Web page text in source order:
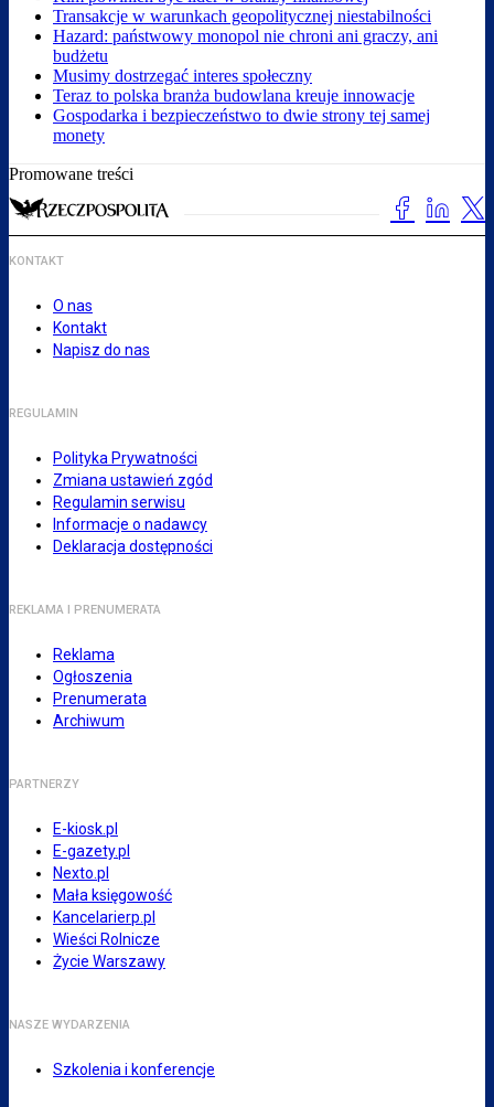
Transakcje w warunkach geopolitycznej niestabilności
Hazard: państwowy monopol nie chroni ani graczy, ani
budżetu
Musimy dostrzegać interes społeczny
Teraz to polska branża budowlana kreuje innowacje
Gospodarka i bezpieczeństwo to dwie strony tej samej
monety
Promowane treści
KONTAKT
O nas
Kontakt
Napisz do nas
REGULAMIN
Polityka Prywatności
Zmiana ustawień zgód
Regulamin serwisu
Informacje o nadawcy
Deklaracja dostępności
REKLAMA I PRENUMERATA
Reklama
Ogłoszenia
Prenumerata
Archiwum
PARTNERZY
E-kiosk.pl
E-gazety.pl
Nexto.pl
Mała księgowość
Kancelarierp.pl
Wieści Rolnicze
Życie Warszawy
NASZE WYDARZENIA
Szkolenia i konferencje